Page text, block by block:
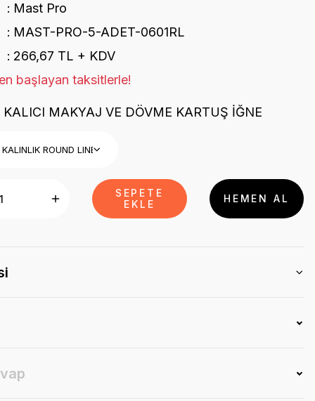
Mast Pro
MAST-PRO-5-ADET-0601RL
266,67 TL + KDV
başlayan taksitlerle!
KALICI MAKYAJ VE DÖVME KARTUŞ İĞNE
SEPETE
EKLE
HEMEN AL